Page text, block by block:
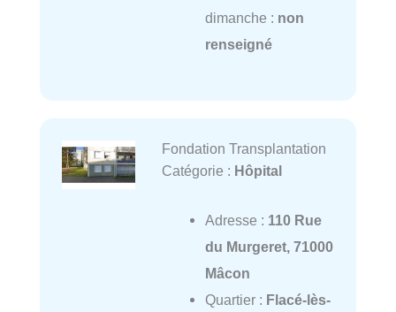
dimanche : non
renseigné
Fondation Transplantation
Catégorie : Hôpital
Adresse : 110 Rue
du Murgeret, 71000
Mâcon
Quartier : Flacé-lès-